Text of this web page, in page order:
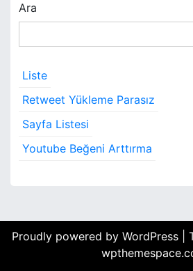
z
ı
g
e
z
i
e
Ara
Liste
Retweet Yükleme Parasız
Sayfa Listesi
Youtube Beğeni Arttırma
Proudly powered by WordPress